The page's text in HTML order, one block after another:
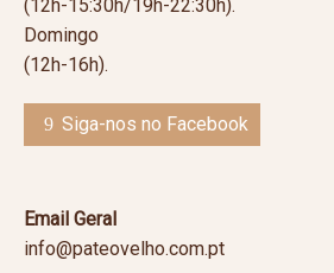
(12h-15:30h/19h-22:30h).
Domingo
(12h-16h).
Siga-nos no Facebook
Email Geral
info@pateovelho.com.pt